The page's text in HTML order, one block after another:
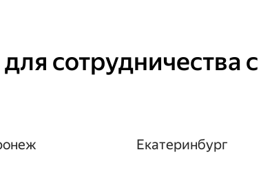
сотрудничества
Екатеринбург